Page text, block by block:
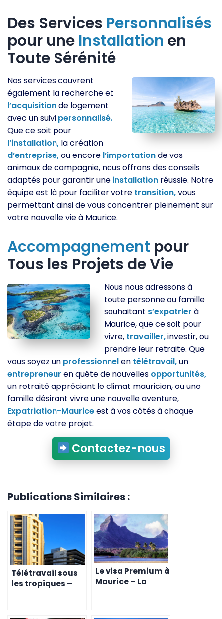
Des Services Personnalisés
pour une Installation en
Toute Sérénité
Nos services couvrent
également la recherche et
l’acquisitionde logement
avec un suivi personnalisé.
Que ce soit pour
l’installation, la création
d’entreprise,ou encore l’importationde vos
animaux de compagnie, nous offrons des conseils
adaptés pour garantir une installation réussie. Notre
équipe est là pour faciliter votre transition,vous
permettant ainsi de vous concentrer pleinement sur
votre nouvelle vie à Maurice.
Accompagnement pour
Tous les Projets de Vie
Nous nous adressons à
toute personne ou famille
souhaitant s’expatrier à
Maurice, que ce soit pour
vivre, travailler,investir, ou
prendre leur retraite. Que
vous soyez un professionnelen télétravail,un
entrepreneur en quête de nouvelles opportunités,
un retraité appréciant le climat mauricien, ou une
famille désirant vivre une nouvelle aventure,
Expatriation-Mauriceest à vos côtés à chaque
étape de votre projet.
Contactez-nous
Publications Similaires :
Télétravail sous
les tropiques –
Le visa Premium à
Maurice – La